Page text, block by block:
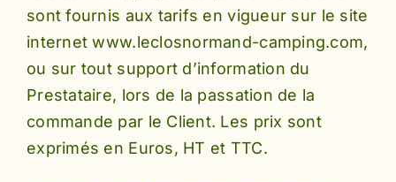
sont fournis aux tarifs en vigueur sur le site
internet www.leclosnormand-camping.com,
ou sur tout support d’information du
Prestataire, lors de la passation de la
commande par le Client. Les prix sont
exprimés en Euros, HT et TTC.